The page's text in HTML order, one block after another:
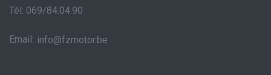
Tél: 069/84.04.90
Email: info@fzmotor.be